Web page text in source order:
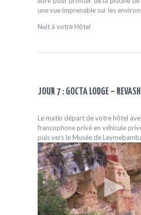
une vue imprenable sur les
Nuit à votre Hôtel
JOUR 7 : GOCTA LODGE –
Le matin départ de votre hôtel
francophone privé en véhicule
puis vers le Musée de